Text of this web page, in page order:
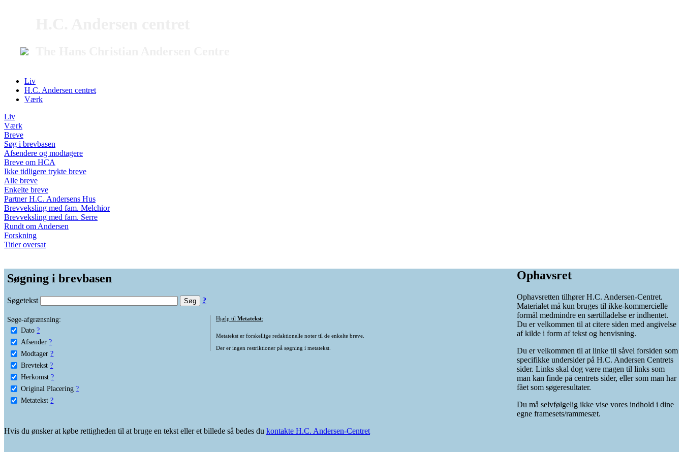
Liv
H.C. Andersen centret
Værk
Liv
Værk
Breve
Søg i brevbasen
Afsendere og modtagere
Breve om HCA
Ikke tidligere trykte breve
Alle breve
Enkelte breve
Partner H.C. Andersens Hus
Brevveksling med fam. Melchior
Brevveksling med fam. Serre
Rundt om Andersen
Forskning
Titler oversat
Søgning i brevbasen
Søgetekst ?
Søge-afgrænsning:
Dato ?
Afsender ?
Modtager ?
Brevtekst ?
Herkomst ?
Original Placering ?
Metatekst ?
Hjælp til Metatekst:
Metatekst er forskellige redaktionelle noter til de enkelte breve.
Der er ingen restriktioner på søgning i metatekst.
Ophavsret
Ophavsretten tilhører H.C. Andersen-Centret.
Materialet må kun bruges til ikke-kommercielle
formål medmindre en særtilladelse er indhentet.
Du er velkommen til at citere siden med angivelse
af kilde i form af tekst og henvisning.
Du er velkommen til at linke til såvel forsiden som
specifikke undersider på H.C. Andersen Centrets
sider. Links skal dog være magen til links som
man kan finde på centrets sider, eller som man har
fået som søgeresultater.
Du må selvfølgelig ikke vise vores indhold i dine
egne framesets/rammesæt.
Hvis du ønsker at købe rettigheden til at bruge en tekst eller et billede så bedes du kontakte H.C. Andersen-Centret